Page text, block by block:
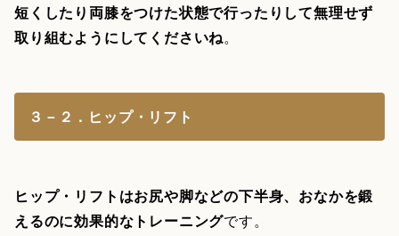
短くしたり両膝をつけた状態で行ったりして無理せず
取り組むようにしてくださいね。
３－２．ヒップ・リフト
ヒップ・リフトはお尻や脚などの下半身、おなかを鍛
えるのに効果的なトレーニングです。